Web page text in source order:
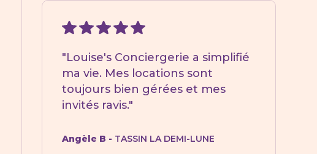
"Louise's Conciergerie a simplifié
ma vie. Mes locations sont
toujours bien gérées et mes
invités ravis."
Angèle B - TASSIN LA DEMI-LUNE